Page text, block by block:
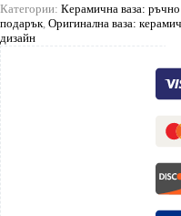
Категории: Керамична ваза: ръчно
подарък Оригинална ваза:
дизайн